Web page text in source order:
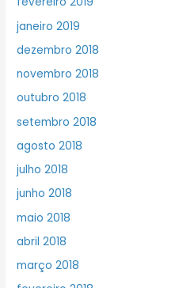
janeiro 2019
dezembro 2018
novembro 2018
outubro 2018
setembro 2018
agosto 2018
julho 2018
junho 2018
maio 2018
abril 2018
março 2018